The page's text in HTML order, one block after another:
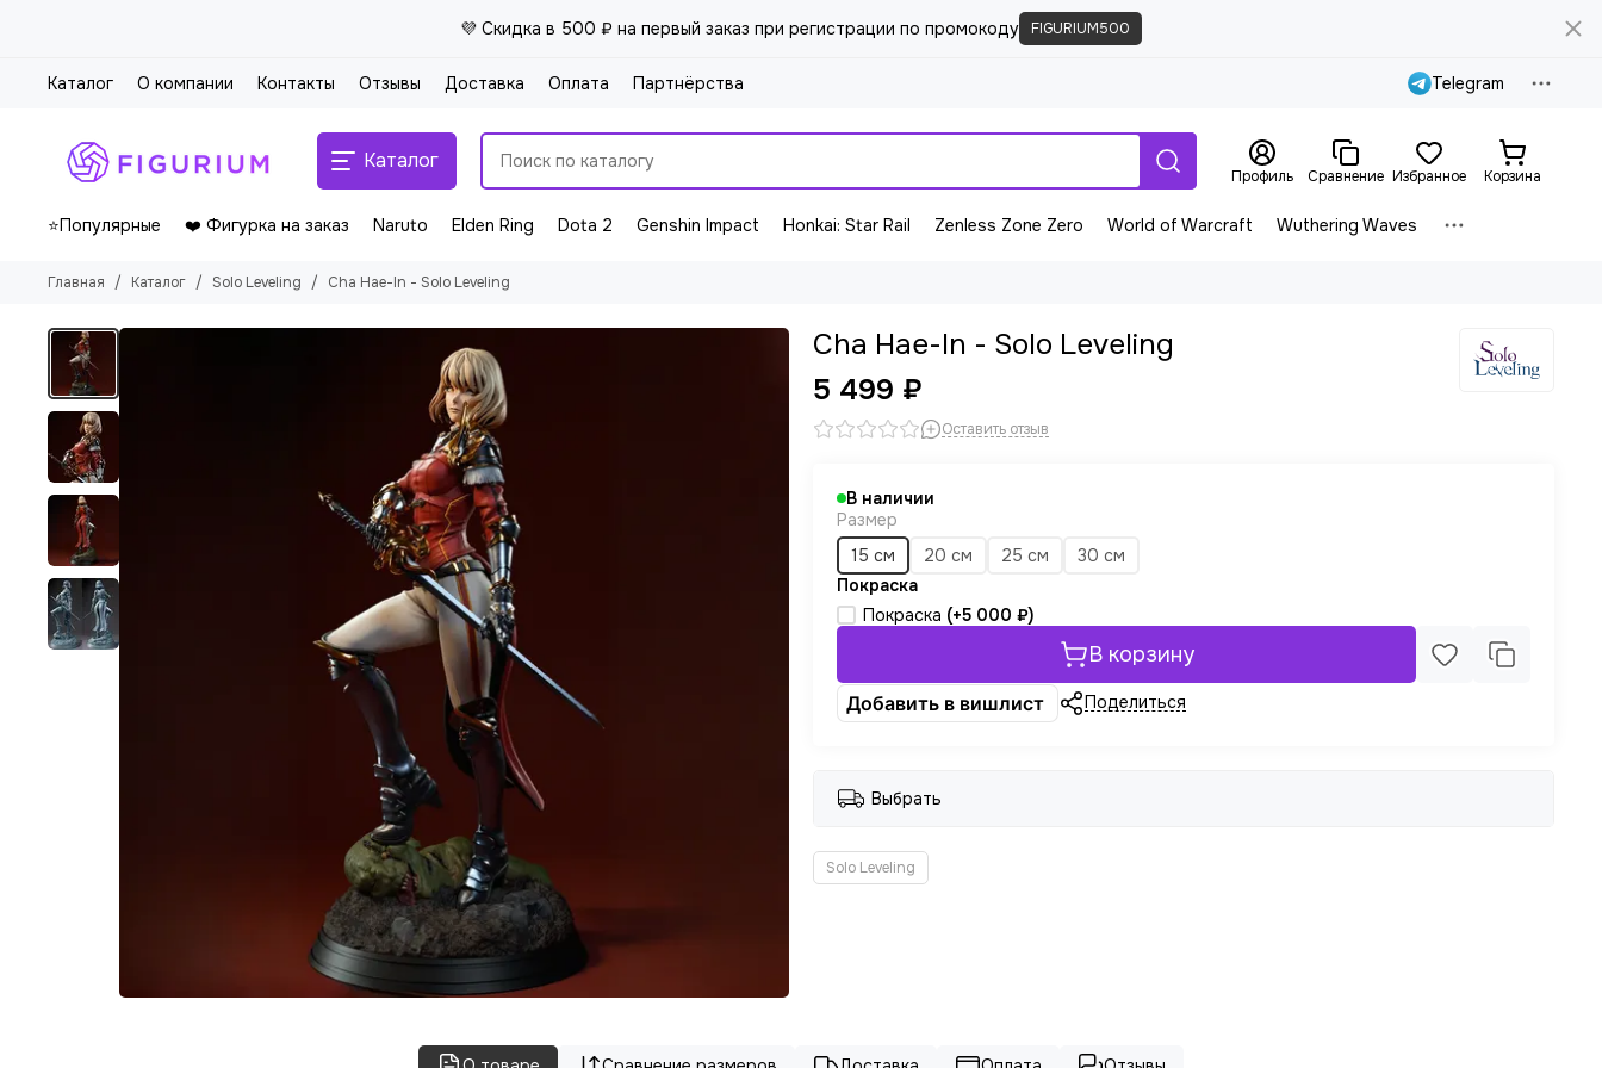
💜 Скидка в 500 ₽ на первый заказ при регистрации по промокоду FIGURIUM500
Каталог О компании Контакты Отзывы Доставка Оплата Партнёрства Telegram
Каталог
Профиль Сравнение Избранное Корзина
⭐Популярные ❤️ Фигурка на заказ Naruto Elden Ring Dota 2 Genshin Impact Honkai: Star Rail Zenless Zone Zero World of Warcraft Wuthering Waves
Главная Каталог Solo Leveling Cha Hae-In - Solo Leveling
Cha Hae-In - Solo Leveling
5 499 ₽
Оставить отзыв
В наличии
Размер
15 см
20 см 25 см
30 см
Покраска
Покраска (+5 000 ₽)
В корзину
Добавить в вишлист Поделиться
Выбрать
Solo Leveling